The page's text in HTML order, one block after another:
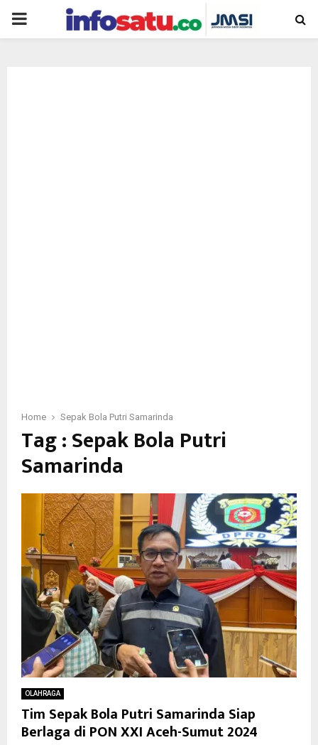
PRIMARY
Home Sepak Bola Putri Samarinda
Tag : Sepak Bola Putri
Samarinda
OLAHRAGA
Tim Sepak Bola Putri Samarinda Siap
Berlaga di PON XXI Aceh-Sumut 2024